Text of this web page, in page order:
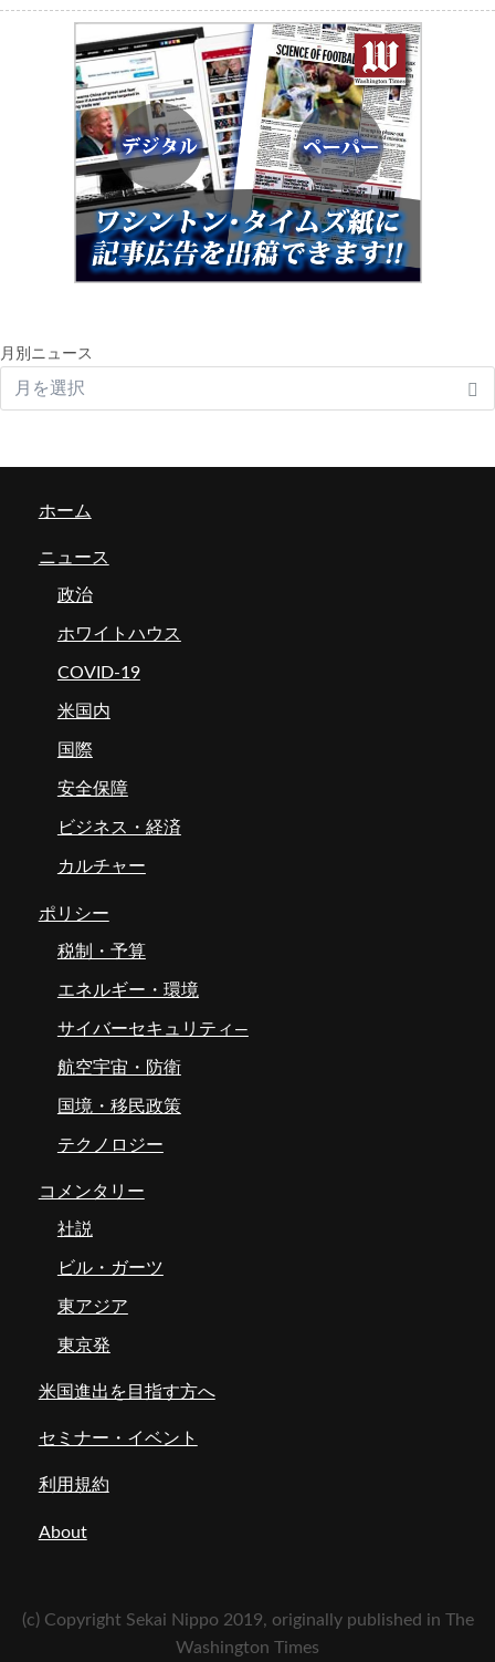
月別ニュース
ホーム
ニュース
政治
ホワイトハウス
COVID-19
米国内
国際
安全保障
ビジネス・経済
カルチャー
ポリシー
税制・予算
エネルギー・環境
サイバーセキュリティ―
航空宇宙・防衛
国境・移民政策
テクノロジー
コメンタリー
社説
ビル・ガーツ
東アジア
東京発
米国進出を目指す方へ
セミナー・イベント
利用規約
About
(c) Copyright Sekai Nippo 2019, originally published in The
Washington Times